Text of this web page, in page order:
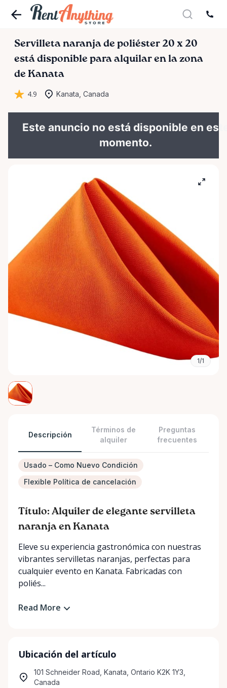
Servilleta naranja de poliéster 20 x 20
está disponible para alquilar en la zona
de Kanata
4.9 Kanata, Canada
Este anuncio no está disponible en
momento.
1/1
Descripción
Términos de
alquiler
Preguntas
frecuentes
Usado – Como Nuevo Condición
Flexible Política de cancelación
Título: Alquiler de elegante servilleta
naranja en Kanata
Eleve su experiencia gastronómica con nuestras
vibrantes servilletas naranjas, perfectas para
cualquier evento en Kanata. Fabricadas con
poliés...
Read More
Ubicación del artículo
101 Schneider Road, Kanata, Ontario K2K 1Y3,
Canada